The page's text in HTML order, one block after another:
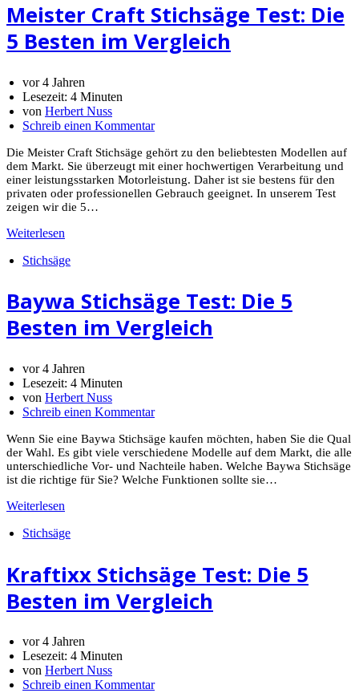
Meister Craft Stichsäge Test: Die
5 Besten im Vergleich
vor 4 Jahren
Lesezeit: 4 Minuten
von Herbert Nuss
Schreib einen Kommentar
Die Meister Craft Stichsäge gehört zu den beliebtesten Modellen auf
dem Markt. Sie überzeugt mit einer hochwertigen Verarbeitung und
einer leistungsstarken Motorleistung. Daher ist sie bestens für den
privaten oder professionellen Gebrauch geeignet. In unserem Test
zeigen wir die 5…
Weiterlesen
Stichsäge
Baywa Stichsäge Test: Die 5
Besten im Vergleich
vor 4 Jahren
Lesezeit: 4 Minuten
von Herbert Nuss
Schreib einen Kommentar
Wenn Sie eine Baywa Stichsäge kaufen möchten, haben Sie die Qual
der Wahl. Es gibt viele verschiedene Modelle auf dem Markt, die alle
unterschiedliche Vor- und Nachteile haben. Welche Baywa Stichsäge
ist die richtige für Sie? Welche Funktionen sollte sie…
Weiterlesen
Stichsäge
Kraftixx Stichsäge Test: Die 5
Besten im Vergleich
vor 4 Jahren
Lesezeit: 4 Minuten
von Herbert Nuss
Schreib einen Kommentar